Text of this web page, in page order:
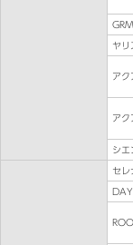
ヤリ
アク
アク
シエ
セ